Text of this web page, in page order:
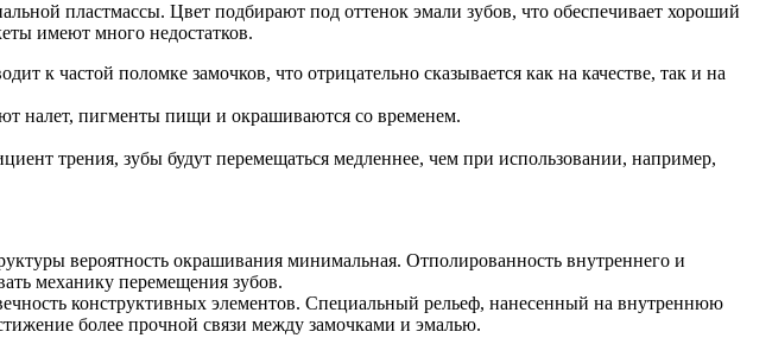
пластмассы. Цвет подбирают под оттенок эмали зубов, что обеспечивает хороший
имеют много недостатков.
к частой поломке замочков, что отрицательно сказывается как на качестве, так и на
налет, пигменты пищи и окрашиваются со временем.
трения, зубы будут перемещаться медленнее, чем при использовании, например,
вероятность окрашивания минимальная. Отполированность внутреннего и
механику перемещения зубов.
конструктивных элементов. Специальный рельеф, нанесенный на внутреннюю
более прочной связи между замочками и эмалью.